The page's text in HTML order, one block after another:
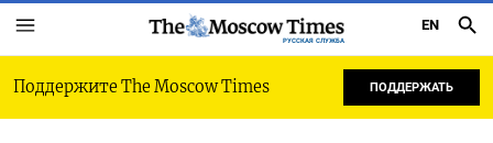
РУССКАЯ СЛУЖБА
EN
Поддержите The Moscow Times ПОДДЕРЖАТЬ